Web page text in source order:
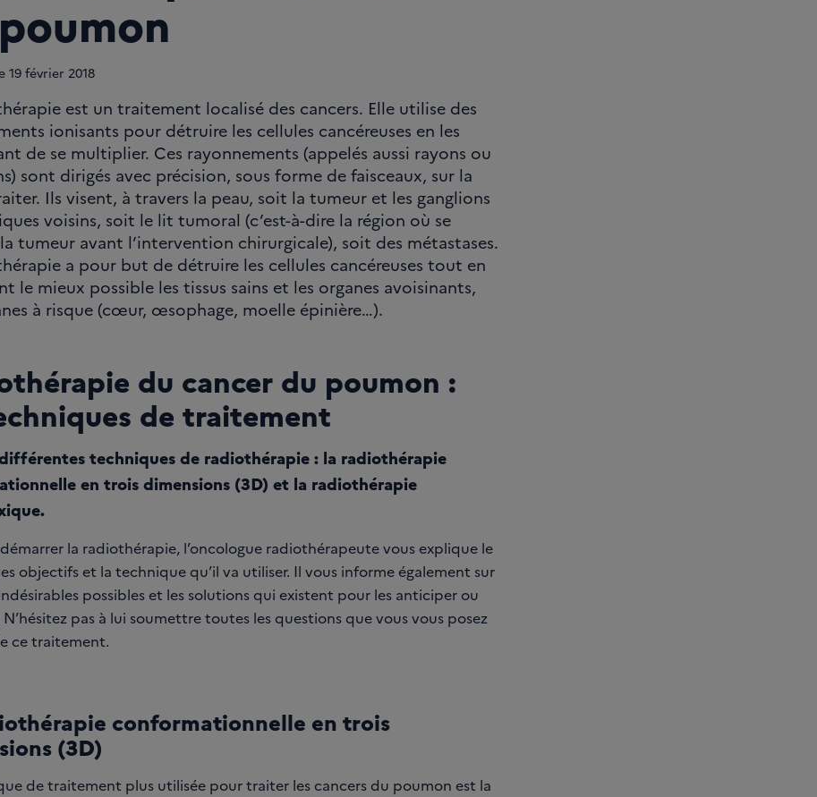
19février 2018
est un traitement localisé des cancers. Elle utilise des
ionisants pour détruire les cellules cancéreuses en les
de se multiplier. Ces rayonnements (appelés aussi rayons ou
sont dirigés avec précision, sous forme de faisceaux, sur la
Ils visent, à travers la peau, soit la tumeur et les ganglions
voisins, soit le lit tumoral (c’est-à-dire la région où se
tumeur avant l’intervention chirurgicale), soit des métastases.
a pour but de détruire les cellules cancéreuses tout en
le mieux possible les tissus sains et les organes avoisinants,
à risque (cœur, œsophage, moelle épinière…).
du cancer du poumon :
de traitement
techniques de radiothérapie : la radiothérapie
en trois dimensions (3D) et la radiothérapie
la radiothérapie, l’oncologue radiothérapeute vous explique le
objectifs et la technique qu’il va utiliser. Il vous informe également sur
possibles et les solutions qui existent pour les anticiper ou
N’hésitez pas à lui soumettre toutes les questions que vous vous posez
ce traitement.
conformationnelle en trois
(3D)
de traitement plus utilisée pour traiter les cancers du poumon est la